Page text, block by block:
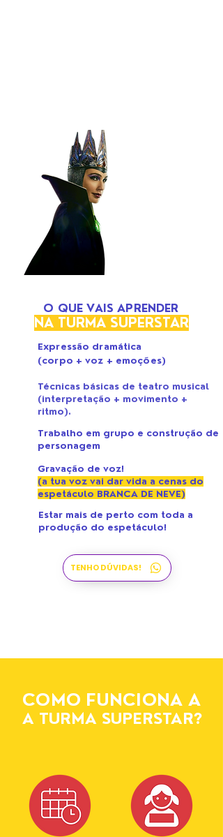
O QUE VAIS APRENDER
NA TURMA SUPERSTAR
Expressão dramática
(corpo + voz + emoções)
Técnicas básicas de teatro musical
(interpretação + movimento +
ritmo).
Trabalho em grupo e construção de
personagem
Gravação de voz!
(a tua voz vai dar vida a cenas do
espetáculo BRANCA DE NEVE)
Estar mais de perto com toda a
produção do espetáculo!
TENHO DÚVIDAS!
COMO FUNCIONA A
A TURMA SUPERSTAR?